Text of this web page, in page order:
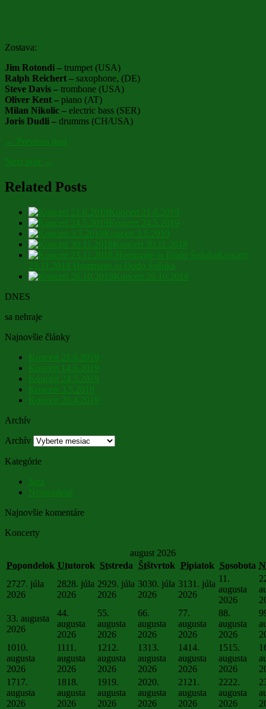
Zostava:
Jim Rotondi – trumpet (USA)
Ralph Reichert – saxophone, (DE)
Steve Davis – trombone (USA)
Oliver Kent – piano (AT)
Milan Nikolic – electric bass (SER)
Joris Dudli – drumms (CH/USA)
← Previous post
Next post →
Related Posts
Koncert 21.6.2019
Koncert 24.5.2019
Koncert 3.5.2019
Koncert 30.11.2018
Koncert
23.11.2018 Hommage to Dodo Šošoka
Koncert 26.10.2018
DNES
sa nehraje
Najnovšie články
Koncert 21.6.2019
Koncert 14.6.2019
Koncert 24.5.2019
Koncert 3.5.2019
Koncert 20.4.2019
Archív
Archív
Kategórie
Jazz
Nezaradené
Najnovšie komentáre
Koncerty
august 2026
Popondelok Ututorok Ststreda Štštvrtok Pipiatok Sosobota
2727. júla
2026
2828. júla
2026
2929. júla
2026
3030. júla
2026
31 31. júla
2026
1 1.
augusta
2026
2
33. augusta
2026
44.
augusta
2026
55.
augusta
2026
66.
augusta
2026
77.
augusta
2026
88.
augusta
2026
9
1010.
augusta
2026
11 11.
augusta
2026
1212.
augusta
2026
1313.
augusta
2026
1414.
augusta
2026
1515.
augusta
2026
1717.
augusta
2026
1818.
augusta
2026
1919.
augusta
2026
2020.
augusta
2026
21 21.
augusta
2026
2222.
augusta
2026